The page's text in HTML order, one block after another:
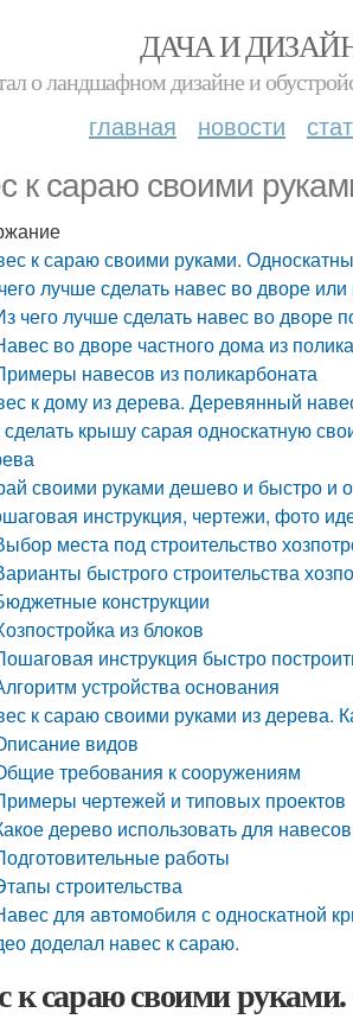
ДАЧА И
о ландшафном дизайне и
главная новости
к сараю своими
к сараю своими руками.
лучше сделать навес во дворе
чего лучше сделать навес во дворе
во дворе частного дома из
навесов из поликарбоната
к дому из дерева. Деревянный
сделать крышу сарая односкатную
своими руками дешево и быстро и
инструкция, чертежи, фото
места под строительство
быстрого строительства
конструкции
из блоков
инструкция быстро
устройства основания
к сараю своими руками из дерева.
видов
требования к сооружениям
чертежей и типовых проектов
дерево использовать для навесов
работы
строительства
для автомобиля с односкатной
доделал навес к сараю.
к сараю своими